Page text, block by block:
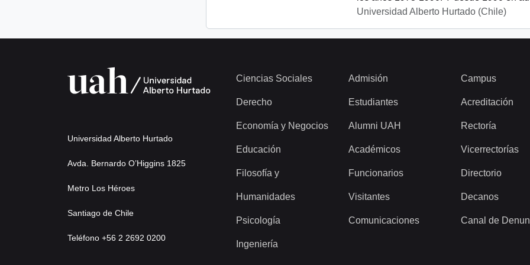
Universidad Alberto Hurtado (Chile)
Universidad Alberto Hurtado
Avda. Bernardo O’Higgins 1825
Metro Los Héroes
Santiago de Chile
Teléfono +56 2 2692 0200
Ciencias Sociales
Derecho
Economía y Negocios
Educación
Filosofía y
Humanidades
Psicología
Ingeniería
Admisión
Estudiantes
Alumni UAH
Académicos
Funcionarios
Visitantes
Comunicaciones
Campus
Acreditación
Rectoría
Vicerrectorías
Directorio
Decanos
Canal de